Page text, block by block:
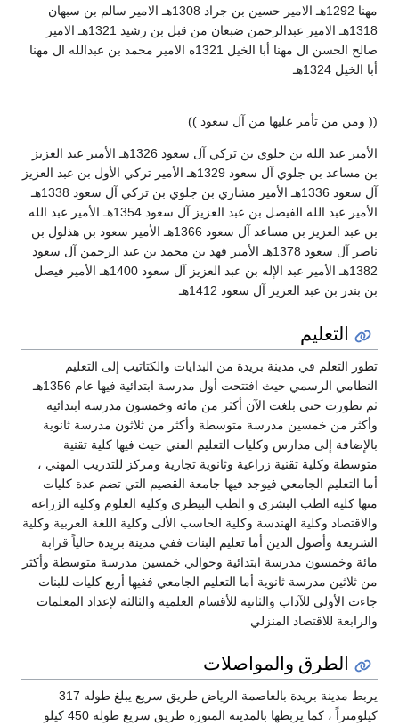
مهنا 1292هـ الامير حسين بن جراد 1308هـ الامير سالم بن سبهان
1318هـ الامير عبدالرحمن ضبعان من قبل بن رشيد 1321هـ الامير
صالح الحسن ال مهنا أبا الخيل 1321ه الامير محمد بن عبدالله ال مهنا
أبا الخيل 1324هـ
(( ومن من تأمر عليها من آل سعود ))
الأمير عبد الله بن جلوي بن تركي آل سعود 1326هـ الأمير عبد العزيز
بن مساعد بن جلوي آل سعود 1329هـ الأمير تركي الأول بن عبد العزيز
آل سعود 1336هـ الأمير مشاري بن جلوي بن تركي آل سعود 1338هـ
الأمير عبد الله الفيصل بن عبد العزيز آل سعود 1354هـ الأمير عبد الله
بن عبد العزيز بن مساعد آل سعود 1366هـ الأمير سعود بن هذلول بن
ناصر آل سعود 1378هـ الأمير فهد بن محمد بن عبد الرحمن آل سعود
1382هـ الأمير عبد الإله بن عبد العزيز آل سعود 1400هـ الأمير فيصل
بن بندر بن عبد العزيز آل سعود 1412هـ
التعليم
تطور التعلم في مدينة بريدة من البدايات والكتاتيب إلى التعليم
النظامي الرسمي حيث افتتحت أول مدرسة ابتدائية فيها عام 1356هـ
ثم تطورت حتى بلغت الآن أكثر من مائة وخمسون مدرسة ابتدائية
وأكثر من خمسين مدرسة متوسطة وأكثر من ثلاثون مدرسة ثانوية
بالإضافة إلى مدارس وكليات التعليم الفني حيث فيها كلية تقنية
متوسطة وكلية تقنية زراعية وثانوية تجارية ومركز للتدريب المهني ،
أما التعليم الجامعي فيوجد فيها جامعة القصيم التي تضم عدة كليات
منها كلية الطب البشري و الطب البيطري وكلية العلوم وكلية الزراعة
والاقتصاد وكلية الهندسة وكلية الحاسب الألى وكلية اللغة العربية وكلية
الشريعة وأصول الدين أما تعليم البنات ففي مدينة بريدة حالياً قرابة
مائة وخمسون مدرسة ابتدائية وحوالي خمسين مدرسة متوسطة وأكثر
من ثلاثين مدرسة ثانوية أما التعليم الجامعي ففيها أربع كليات للبنات
جاءت الأولى للآداب والثانية للأقسام العلمية والثالثة لإعداد المعلمات
والرابعة للاقتصاد المنزلي
الطرق والمواصلات
يربط مدينة بريدة بالعاصمة الرياض طريق سريع يبلغ طوله 317
كيلومتراً ، كما يربطها بالمدينة المنورة طريق سريع طوله 450 كيلو